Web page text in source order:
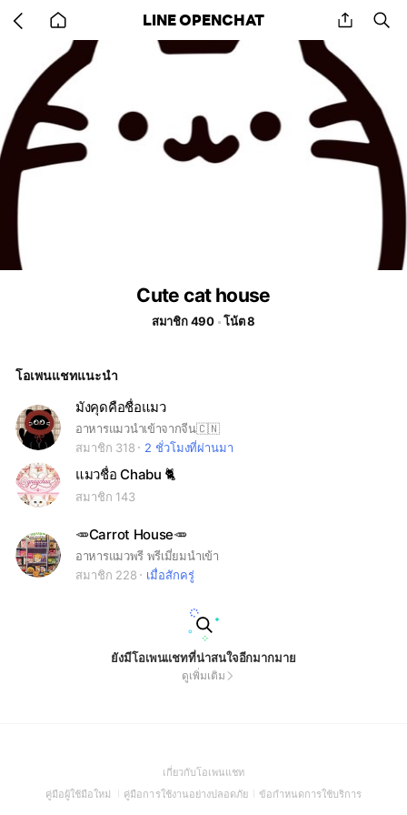
back
to
home
LINE OPENCHAT share
Cute cat house
สมาชิก 490 โน้ต 8
โอเพนแชทแนะนำ
มังคุดคือชื่อแมว
อาหารแมวนำเข้าจากจีน🇨🇳
สมาชิก 318
2 ชั่วโมงที่ผ่านมา
แมวชื่อ Chabu 🐈
สมาชิก 143
🥕Carrot House🥕
อาหารแมวพรี พรีเมี่ยมนำเข้า
สมาชิก 228
เมื่อสักครู่
ยังมีโอเพนแชทที่น่าสนใจอีกมากมาย
ดูเพิ่มเติม
เกี่ยวกับโอเพนแชท(Open
in
คู่มือผู้ใช้มือใหม่
(Open
คู่มือการใช้งานอย่างปลอดภัย(Open
ข้อกำหนดการใช้บริการ(Open